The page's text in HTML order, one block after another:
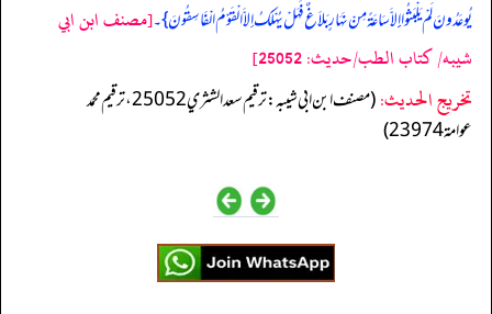
یُوعَدُونَ لَمْ یَلْبَثُوا إِلاَّ سَاعَۃً مِنْ نَہَارٍ بَلاَغٌ فَہَلْ یُہْلَکُ إلاَّ الْقَوْمُ الْفَاسِقُونَ }۔[مصنف ابن ابي
شيبه/ كتاب الطب/حدیث: 25052]
تخریج الحدیث:
(مصنف ابن ابي شيبه: ترقيم سعد الشثري 25052، ترقيم محمد
عوامة 23974)